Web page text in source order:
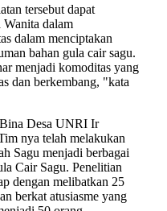
tersebut dapat
dalam
dalam menciptakan
bahan gula cair sagu.
menjadi komoditas yang
dan berkembang, "kata
Desa UNRI Ir
nya telah melakukan
Sagu menjadi berbagai
Cair Sagu. Penelitian
dengan melibatkan 25
berkat atusiasme yang